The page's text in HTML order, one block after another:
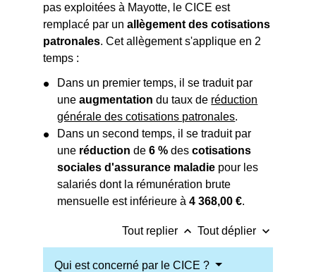
pas exploitées à Mayotte, le CICE est
remplacé par unallègement des cotisations
patronales. Cet allègement s'applique en 2
temps :
Dans un premier temps, il se traduit par
uneaugmentation du taux de réduction
générale des cotisations patronales.
Dans un second temps, il se traduit par
une réduction de6 % descotisations
sociales d'assurance maladie pour les
salariés dont la rémunération brute
mensuelle est inférieure à4 368,00 €.
Tout replier keyboard_arrow_up Tout déplier keyboard_arrow_down
Qui est concerné par le CICE ?